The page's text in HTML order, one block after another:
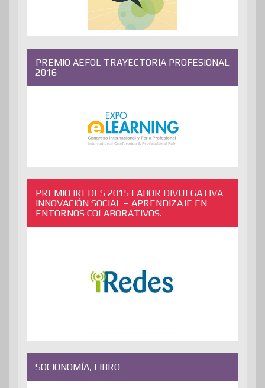
PREMIO AEFOL TRAYECTORIA PROFESIONAL
2016
PREMIO IREDES 2015 LABOR DIVULGATIVA
INNOVACIÓN SOCIAL – APRENDIZAJE EN
ENTORNOS COLABORATIVOS.
SOCIONOMÍA, LIBRO